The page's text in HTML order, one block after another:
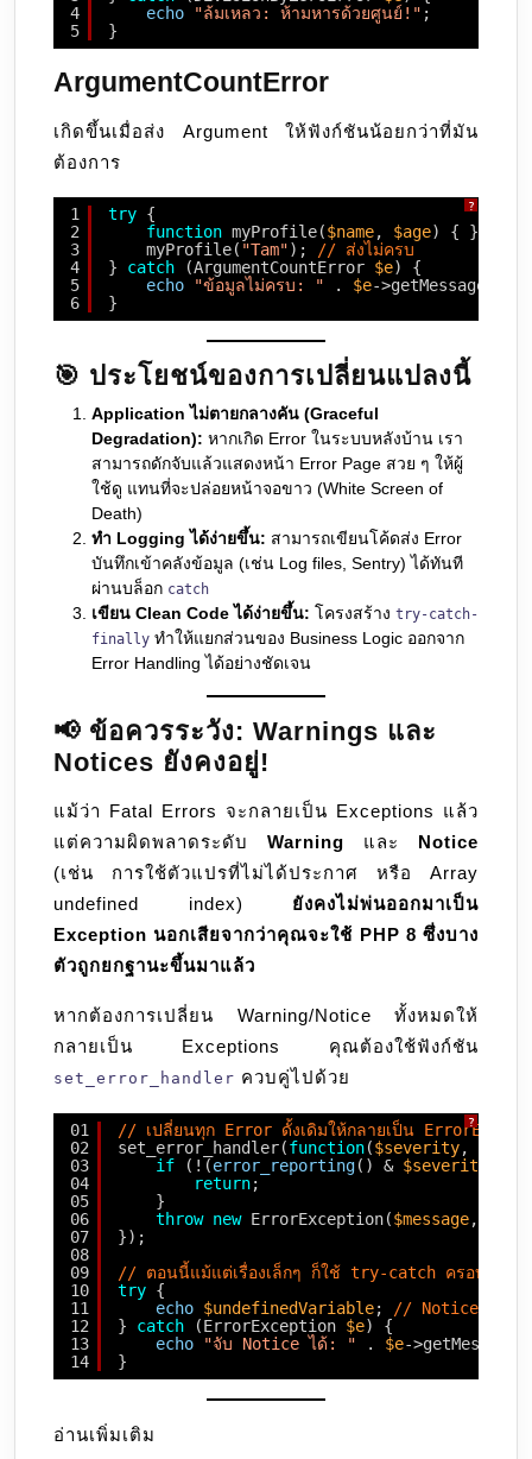
4
5
echo
"ล้มเหลว: ห้ามหารด้วยศูนย์!" ;
}
ArgumentCountError
เกิดขึ้นเมื่อส่ง Argument ให้ฟังก์ชันน้อยกว่าที่มัน
ต้องการ
?
1
2
3
4
5
6
try {
function myProfile($name, $age) { }
myProfile( "Tam"); // ส่งไม่ครบ
} catch (ArgumentCountError $e) {
echo
"ข้อมูลไม่ครบ: " . $e->getMessage();
}
🎯 ประโยชน์ของการเปลี่ยนแปลงนี้
Application ไม่ตายกลางคัน (Graceful
Degradation): หากเกิด Error ในระบบหลังบ้าน เรา
สามารถดักจับแล้วแสดงหน้า Error Page สวย ๆ ให้ผู้
ใช้ดู แทนที่จะปล่อยหน้าจอขาว (White Screen of
Death)
ทำ Logging ได้ง่ายขึ้น: สามารถเขียนโค้ดส่ง Error
บันทึกเข้าคลังข้อมูล (เช่น Log files, Sentry) ได้ทันที
ผ่านบล็อก catch
เขียน Clean Code ได้ง่ายขึ้น: โครงสร้าง try-catch-
finally ทำให้แยกส่วนของ Business Logic ออกจาก
Error Handling ได้อย่างชัดเจน
📢 ข้อควรระวัง: Warnings และ
Notices ยังคงอยู่!
แม้ว่า Fatal Errors จะกลายเป็น Exceptions แล้ว
แต่ความผิดพลาดระดับ Warning และ Notice
(เช่น การใช้ตัวแปรที่ไม่ได้ประกาศ หรือ Array
undefined index) ยังคงไม่พ่นออกมาเป็น
Exception นอกเสียจากว่าคุณจะใช้ PHP 8 ซึ่งบาง
ตัวถูกยกฐานะขึ้นมาแล้ว
หากต้องการเปลี่ยน Warning/Notice ทั้งหมดให้
กลายเป็น Exceptions คุณต้องใช้ฟังก์ชัน
set_error_handler ควบคู่ไปด้วย
?
01
02
03
04
05
06
07
08
09
10
11
12
13
14
// เปลี่ยนทุก Error ดั้งเดิมให้กลายเป็น
set_error_handler(function($severity,
if
(!(error_reporting() & $severity
return;
}
throw new ErrorException($message, 0,
});
// ตอนนี้แม้แต่เรื่องเล็กๆ ก็ใช้ try-catch ครอบได้แล้
try {
echo $undefinedVariable; // Notice ดั้งเดิ
} catch (ErrorException $e) {
echo
"จับ Notice ได้: " . $e-
}
อ่านเพิ่มเติม